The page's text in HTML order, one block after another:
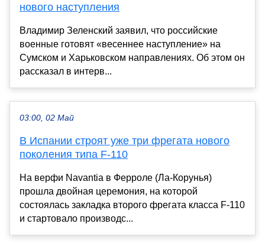
нового наступления
Владимир Зеленский заявил, что российские
военные готовят «весеннее наступление» на
Сумском и Харьковском направлениях. Об этом он
рассказал в интерв...
03:00, 02 Май
В Испании строят уже три фрегата нового
поколения типа F-110
На верфи Navantia в Ферроле (Ла-Корунья)
прошла двойная церемония, на которой
состоялась закладка второго фрегата класса F-110
и стартовало производс...